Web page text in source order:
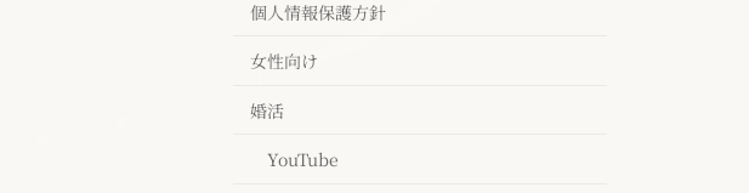
個人情報保護方針
女性向け
婚活
YouTube